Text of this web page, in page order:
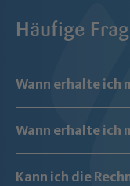
Häufige
Wann erhalte ich
Wann erhalte ich
Kann ich die